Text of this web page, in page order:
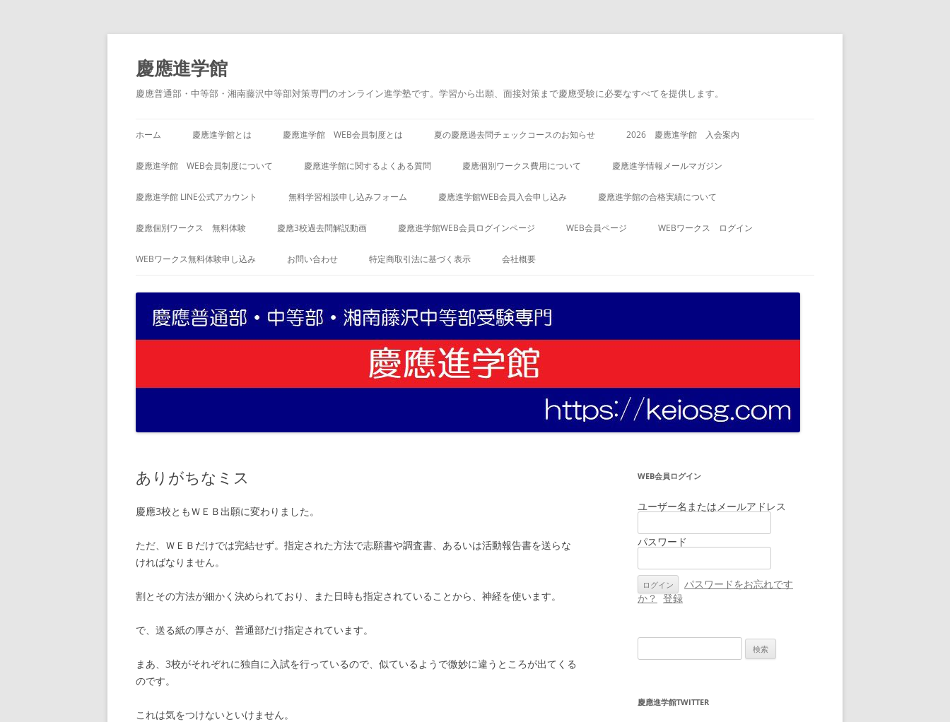
コ
テ
ン
ツ
へ
ス
慶應進学館
慶應普通部・中等部・湘南藤沢中等部対策専門のオンライン進学塾です。学習から出願、面接対策まで慶應受験に必要なすべてを提供します。
ホーム 慶應進学館とは 慶應進学館 WEB会員制度とは 夏の慶應過去問チェックコースのお知らせ 2026 慶應進学館 入会案内
慶應進学館 WEB会員制度について 慶應進学館に関するよくある質問 慶應個別ワークス費用について 慶應進学情報メールマガジン
慶應進学館 LINE公式アカウント 無料学習相談申し込みフォーム 慶應進学館WEB会員入会申し込み 慶應進学館の合格実績について
慶應個別ワークス 無料体験 慶應3校過去問解説動画 慶應進学館WEB会員ログインページ WEB会員ページ WEBワークス ログイン
WEBワークス無料体験申し込み お問い合わせ 特定商取引法に基づく表示 会社概要
ありがちなミス
慶應3校ともＷＥＢ出願に変わりました。
ただ、ＷＥＢだけでは完結せず。指定された方法で志願書や調査書、あるいは活動報告書を送らな
ければなりません。
割とその方法が細かく決められており、また日時も指定されていることから、神経を使います。
で、送る紙の厚さが、普通部だけ指定されています。
まあ、3校がそれぞれに独自に入試を行っているので、似ているようで微妙に違うところが出てくる
のです。
これは気をつけないといけません。
WEB会員ログイン
ユーザー名またはメールアドレス
パスワード
パスワードをお忘れです
か？ 登録
索:
慶應進学館TWITTER